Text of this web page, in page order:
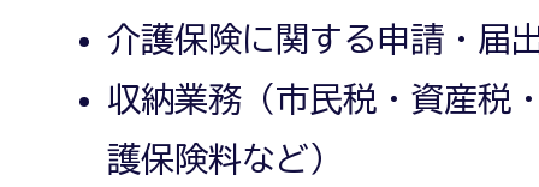
介護保険に関する申請・届
収納業務（市民税・資産税
護保険料など）